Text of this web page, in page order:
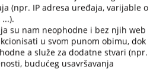
(npr. IP adresa uređaja, varijable o
su nam neophodne i bez njih web
u svom punom obimu, dok
a služe za dodatne stvari (npr.
budućeg usavršavanja